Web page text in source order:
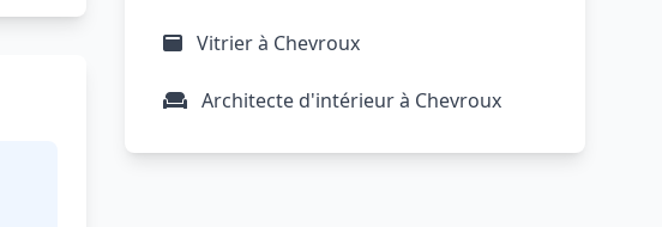
Vitrier à Chevroux
Architecte d'intérieur à Chevroux